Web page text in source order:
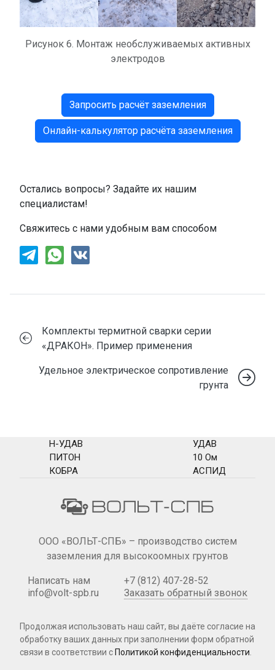
Рисунок 6. Монтаж необслуживаемых активных
электродов
Запросить расчёт заземления
Онлайн-калькулятор расчёта заземления
Остались вопросы? Задайте их нашим
специалистам!
Свяжитесь с нами удобным вам способом
Комплекты термитной сварки серии
«ДРАКОН». Пример применения
Удельное электрическое сопротивление
грунта
Н-УДАВ
ПИТОН
КОБРА
УДАВ
10 Ом
АСПИД
ООО «ВОЛЬТ-СПБ» – производство систем
заземления для высокоомных грунтов
Написать нам
info@volt-spb.ru
+7 (812) 407-28-52
Заказать обратный звонок
Продолжая использовать наш сайт, вы даёте согласие на
обработку ваших данных при заполнении форм обратной
связи в соответствии с Политикой конфиденциальности